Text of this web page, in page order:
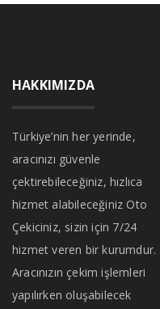
HAKKIMIZDA
Türkiye’nin her yerinde,
aracınızı güvenle
çektirebileceğiniz, hızlıca
hizmet alabileceğiniz Oto
Çekiciniz, sizin için 7/24
hizmet veren bir kurumdur.
Aracınızın çekim işlemleri
yapılırken oluşabilecek